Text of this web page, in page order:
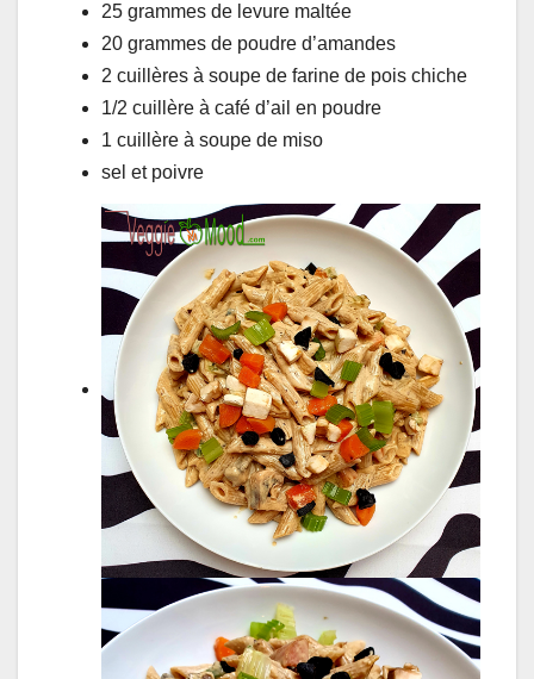
25 grammes de levure maltée
20 grammes de poudre d’amandes
2 cuillères à soupe de farine de pois chiche
1/2 cuillère à café d’ail en poudre
1 cuillère à soupe de miso
sel et poivre